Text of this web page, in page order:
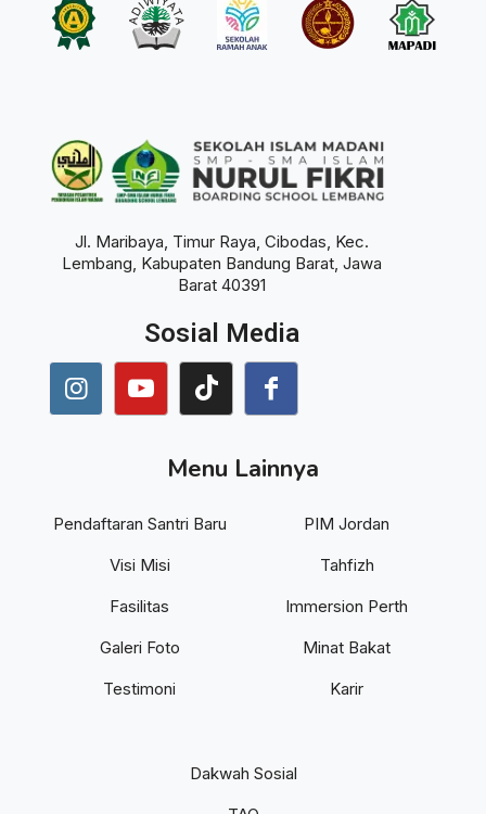
Jl. Maribaya, Timur Raya, Cibodas, Kec.
Lembang, Kabupaten Bandung Barat, Jawa
Barat 40391
Sosial Media
Menu Lainnya
Pendaftaran Santri Baru
Visi Misi
Fasilitas
Galeri Foto
Testimoni
PIM Jordan
Tahfizh
Immersion Perth
Minat Bakat
Karir
Dakwah Sosial